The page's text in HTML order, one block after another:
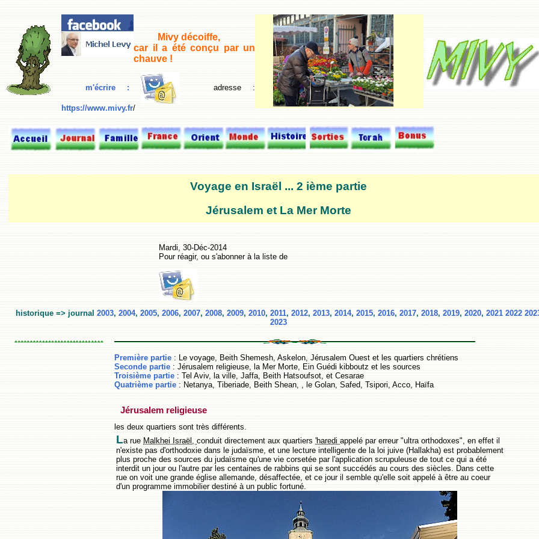
Mivy décoiffe,
car il a été conçu par un
chauve !
m'écrire : adresse :
https://www.mivy.fr/
Voyage en Israël ... 2 ième partie
Jérusalem et La Mer Morte
Mardi, 30-Déc-2014
Pour réagir, ou s'abonner à la liste de
historique => journal 2003, 2004, 2005, 2006, 2007, 2008, 2009, 2010, 2011, 2012, 2013, 2014, 2015, 2016, 2017, 2018, 2019, 2020, 2021 2022
2023
Première partie : Le voyage, Beith Shemesh, Askelon, Jérusalem Ouest et les quartiers chrétiens
Seconde partie : Jérusalem religieuse, la Mer Morte, Ein Guédi kibboutz et les sources
Troisième partie : Tel Aviv, la ville, Jaffa, Beith Hatsoufsot, et Cesarae
Quatrième partie : Netanya, Tiberiade, Beith Shean, , le Golan, Safed, Tsipori, Acco, Haïfa
Jérusalem religieuse
les deux quartiers sont très différents.
La rue Malkhei Israël, conduit directement aux quartiers 'haredi appelé par erreur "ultra orthodoxes", en effet il
n'existe pas d'orthodoxie dans le judaïsme, et une lecture intelligente de la loi juive (Hallakha) est probablement
plus proche des sources du judaïsme qu'une vie corsetée par l'application scrupuleuse de tout ce qui a été
interdit un jour ou l'autre par les centaines de rabbins qui se sont succédés au cours des siècles. Dans cette
rue on voit une grande église allemande, désaffectée, et ce jour il semble qu'elle soit appelé à être au coeur
d'un programme immobilier destiné à un public fortuné.